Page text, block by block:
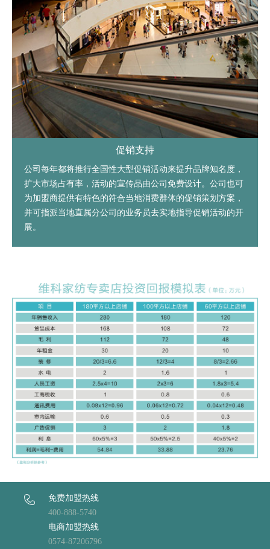
促销支持
公司每年都将推行全国性大型促销活动来提升品牌知名度，
扩大市场占有率，活动的宣传品由公司免费设计。公司也可
为加盟商提供有特色的符合当地消费群体的促销策划方案，
并可指派当地直属分公司的业务员去实地指导促销活动的开
展。
免费加盟热线
400-888-5740
电商加盟热线
0574-87206796